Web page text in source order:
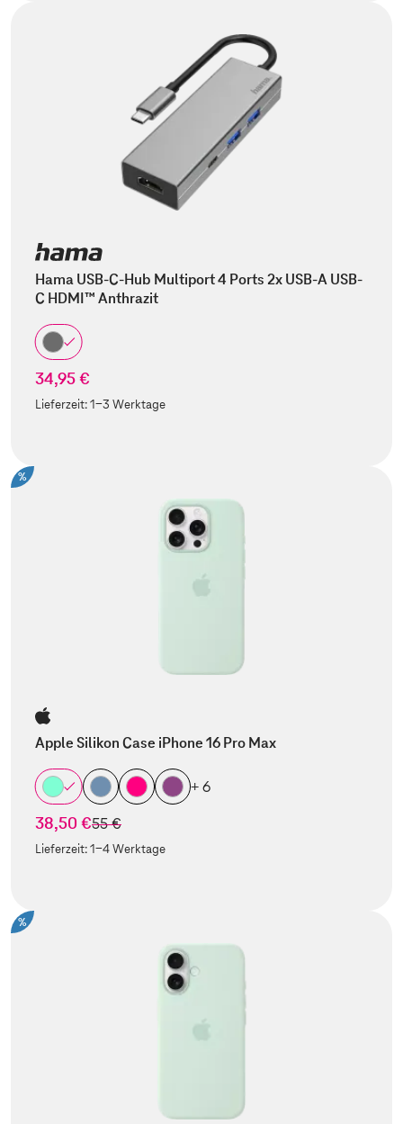
Hama USB-C-Hub Multiport 4 Ports 2x USB-A USB-
C HDMI™ Anthrazit
34,95 €
Lieferzeit:1-3 Werktage
%
Apple Silikon Case iPhone 16 Pro Max
+ 6
38,50 €statt
55 €
Lieferzeit:1-4 Werktage
%